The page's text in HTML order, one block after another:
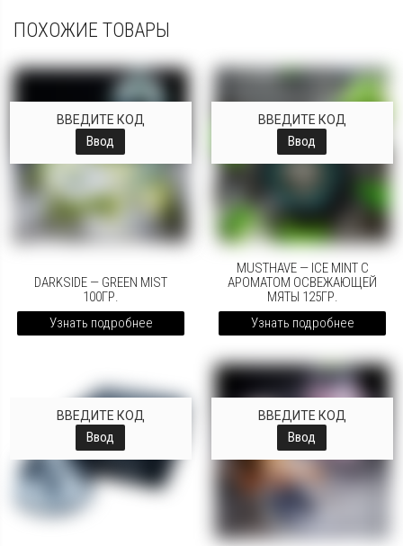
ПОХОЖИЕ ТОВАРЫ
ВВЕДИТЕ КОД
Ввод
DARKSIDE — GREEN MIST
100ГР.
Узнать подробнее
ВВЕДИТЕ КОД
Ввод
MUSTHAVE — ICE MINT С
АРОМАТОМ ОСВЕЖАЮЩЕЙ
МЯТЫ 125ГР.
Узнать подробнее
ВВЕДИТЕ КОД
Ввод
ВВЕДИТЕ КОД
Ввод